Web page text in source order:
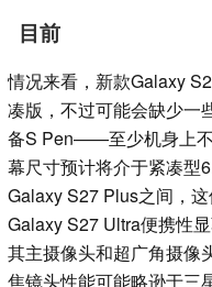
目前
情况来看，新款Galaxy
凑版，不过可能会缺少一
备S Pen——至少机身上
幕尺寸预计将介于紧凑型
Galaxy S27 Plus之间，
Galaxy S27 Ultra便携性显
其主摄像头和超广角摄像
焦镜头性能可能略逊于三